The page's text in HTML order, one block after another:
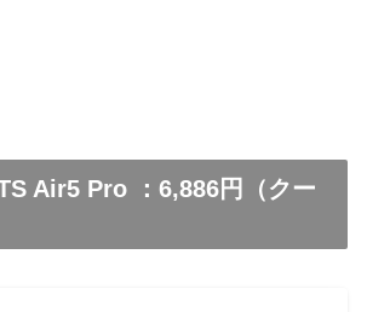
Air5 Pro ：6,886円（クー